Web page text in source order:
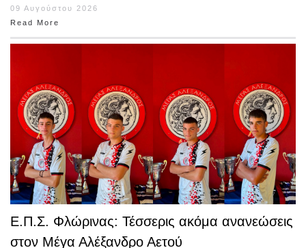
09 Αυγούστου 2026
Read More
Ε.Π.Σ. Φλώρινας: Τέσσερις ακόμα ανανεώσεις
στον Μέγα Αλέξανδρο Αετού